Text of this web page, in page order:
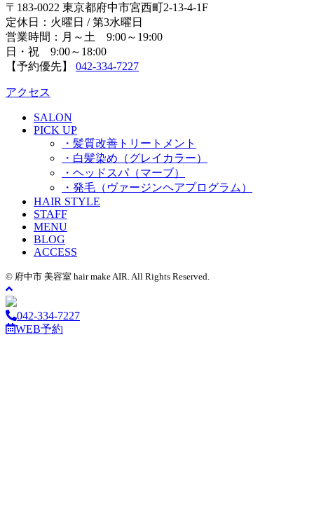
〒183-0022 東京都府中市宮西町2-13-4-1F
定休日：火曜日 / 第3水曜日
営業時間：月～土 9:00～19:00
日・祝 9:00～18:00
【予約優先】 042-334-7227
アクセス
SALON
PICK UP
・髪質改善トリートメント
・白髪染め（グレイカラー）
・ヘッドスパ（マーブ）
・発毛（ヴァージンヘアプログラム）
HAIR STYLE
STAFF
MENU
BLOG
ACCESS
© 府中市 美容室 hair make AIR. All Rights Reserved.
042-334-7227
WEB予約